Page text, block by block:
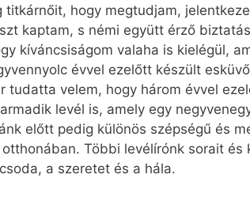
titkárnőit, hogy megtudjam,
kaptam, s némi együtt érző
kíváncsiságom valaha is kielégül,
évvel ezelőtt készült
velem, hogy három évvel
levél is, amely egy
előtt pedig különös szépségű és
Többi levélírónk sorait és
a szeretet és a hála.